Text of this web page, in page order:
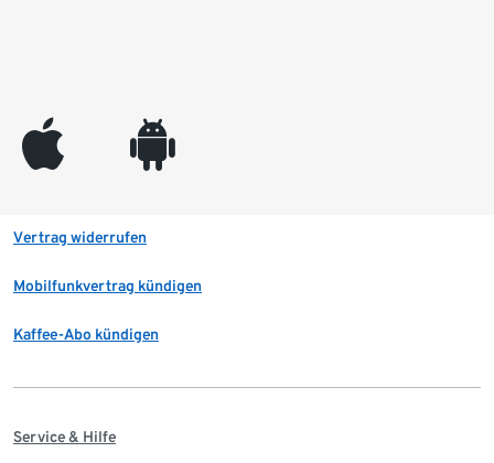
appleinc android
Vertrag widerrufen
Mobilfunkvertrag kündigen
Kaffee-Abo kündigen
Service & Hilfe